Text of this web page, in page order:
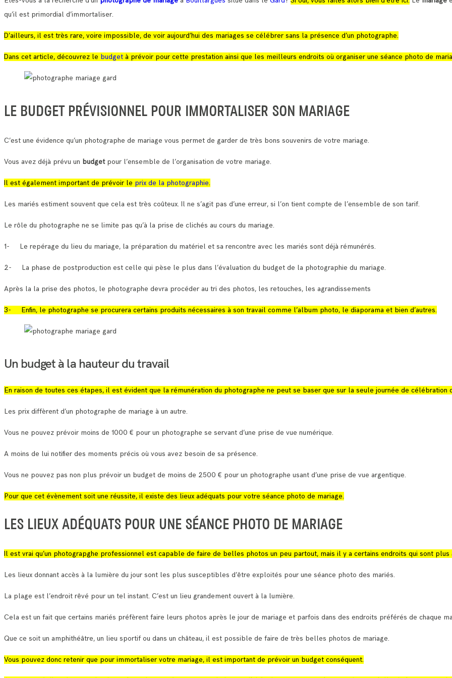
qu’il est primordial d’immortaliser.
D’ailleurs, il est très rare, voire impossible, de voir aujourd’hui des mariages se célébrer sans la présence d’un photographe.
Dans cet article, découvrez le budget à prévoir pour cette prestation ainsi que les meilleurs endroits où organiser une séance photo de
LE BUDGET PRÉVISIONNEL POUR IMMORTALISER SON MARIAGE
C’est une évidence qu’un photographe de mariage vous permet de garder de très bons souvenirs de votre mariage.
Vous avez déjà prévu un budget pour l’ensemble de l’organisation de votre mariage.
Il est également important de prévoir le prix de la photographie.
Les mariés estiment souvent que cela est très coûteux. Il ne s’agit pas d’une erreur, si l’on tient compte de l’ensemble de son tarif.
Le rôle du photographe ne se limite pas qu’à la prise de clichés au cours du mariage.
1- Le repérage du lieu du mariage, la préparation du matériel et sa rencontre avec les mariés sont déjà rémunérés.
2- La phase de postproduction est celle qui pèse le plus dans l’évaluation du budget de la photographie du mariage.
Après la la prise des photos, le photographe devra procéder au tri des photos, les retouches, les agrandissements
3- Enfin, le photographe se procurera certains produits nécessaires à son travail comme l’album photo, le diaporama et bien d’autres.
Un budget à la hauteur du travail
En raison de toutes ces étapes, il est évident que la rémunération du photographe ne peut se baser que sur la seule journée de célébration
Les prix diffèrent d’un photographe de mariage à un autre.
Vous ne pouvez prévoir moins de 1000 € pour un photographe se servant d’une prise de vue numérique.
A moins de lui notifier des moments précis où vous avez besoin de sa présence.
Vous ne pouvez pas non plus prévoir un budget de moins de 2500 € pour un photographe usant d’une prise de vue argentique.
Pour que cet évènement soit une réussite, il existe des lieux adéquats pour votre séance photo de mariage.
LES LIEUX ADÉQUATS POUR UNE SÉANCE PHOTO DE MARIAGE
Il est vrai qu’un photograpghe professionnel est capable de faire de belles photos un peu partout, mais il y a certains endroits qui sont plus
Les lieux donnant accès à la lumière du jour sont les plus susceptibles d’être exploités pour une séance photo des mariés.
La plage est l’endroit rêvé pour un tel instant. C’est un lieu grandement ouvert à la lumière.
Cela est un fait que certains mariés préfèrent faire leurs photos après le jour de mariage et parfois dans des endroits préférés de chaque
Que ce soit un amphithéâtre, un lieu sportif ou dans un château, il est possible de faire de très belles photos de mariage.
Vous pouvez donc retenir que pour immortaliser votre mariage, il est important de prévoir un budget conséquent.